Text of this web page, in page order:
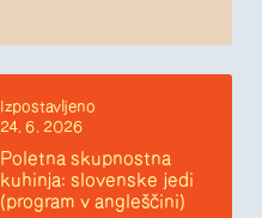
Izpostavljeno
24. 6. 2026
Poletna skupnostna
kuhinja: slovenske jedi
(program v angleščini)